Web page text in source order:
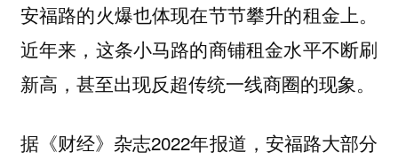
安福路的火爆也体现在节节攀升的租金上。
近年来，这条小马路的商铺租金水平不断刷
新高，甚至出现反超传统一线商圈的现象。
据《财经》杂志2022年报道， 安福路大部分